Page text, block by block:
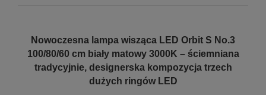
Nowoczesna lampa wisząca LED Orbit S No.3
100/80/60 cm biały matowy 3000K – ściemniana
tradycyjnie, designerska kompozycja trzech
dużych ringów LED